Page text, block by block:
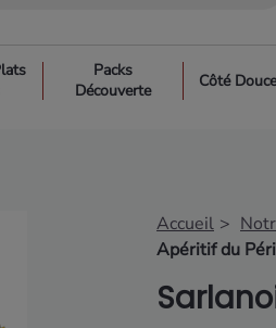
Packs
Découverte
Côté
Accueil
Apéritif du